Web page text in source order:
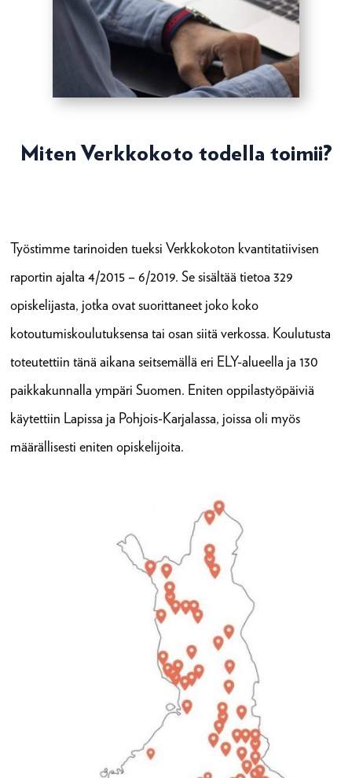
Miten Verkkokoto todella toimii?
Työstimme tarinoiden tueksi Verkkokoton kvantitatiivisen
raportin ajalta 4/2015 – 6/2019. Se sisältää tietoa 329
opiskelijasta, jotka ovat suorittaneet joko koko
kotoutumiskoulutuksensa tai osan siitä verkossa. Koulutusta
toteutettiin tänä aikana seitsemällä eri ELY-alueella ja 130
paikkakunnalla ympäri Suomen. Eniten oppilastyöpäiviä
käytettiin Lapissa ja Pohjois-Karjalassa, joissa oli myös
määrällisesti eniten opiskelijoita.